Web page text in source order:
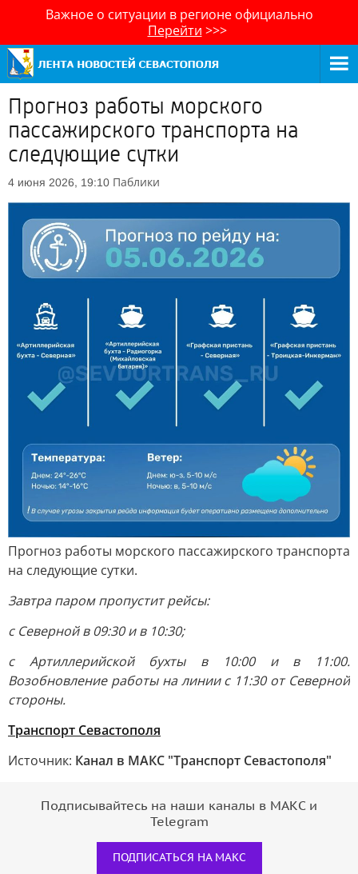
Важное о ситуации в регионе официально
Перейти >>>
Прогноз работы морского
пассажирского транспорта на
следующие сутки
4 июня 2026, 19:10 Паблики
Прогноз работы морского пассажирского транспорта
на следующие сутки.
Завтра паром пропустит рейсы:
с Северной в 09:30 и в 10:30;
с Артиллерийской бухты в 10:00 и в 11:00.
Возобновление работы на линии с 11:30 от Северной
стороны.
Транспорт Севастополя
Источник: Канал в МАКС "Транспорт Севастополя"
Подписывайтесь на наши каналы в МАКС и
Telegram
ПОДПИСАТЬСЯ НА МАКС